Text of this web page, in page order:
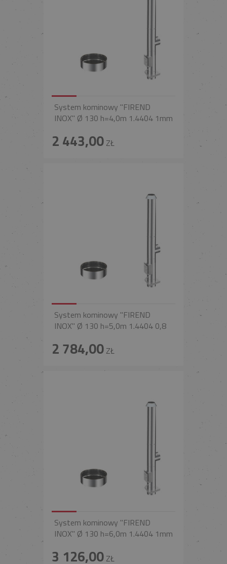
System kominowy "FIREND
INOX" Ø 130 h=4,0m 1.4404 1mm
2 443,00ZŁ
System kominowy "FIREND
INOX" Ø 130 h=5,0m 1.4404 0,8
2 784,00ZŁ
System kominowy "FIREND
INOX" Ø 130 h=6,0m 1.4404 1mm
3 126,00ZŁ